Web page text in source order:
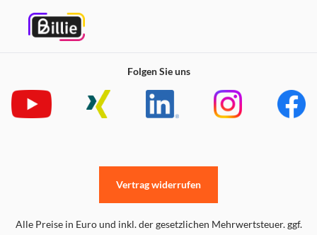
Folgen Sie uns
Alle Preise in Euro und inkl. der gesetzlichen Mehrwertsteuer. ggf.
Vertrag widerrufen